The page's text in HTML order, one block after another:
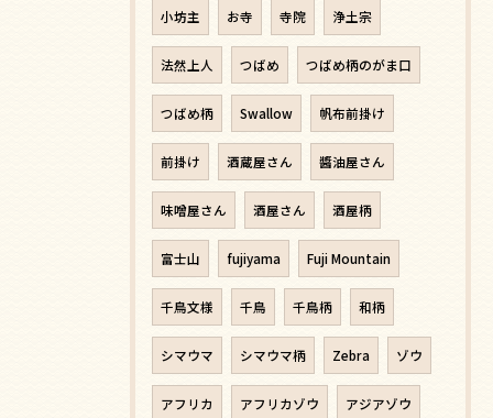
小坊主 お寺 寺院 浄土宗
法然上人 つばめ つばめ柄のがま口
つばめ柄 Swallow 帆布前掛け
前掛け 酒蔵屋さん 醬油屋さん
味噌屋さん 酒屋さん 酒屋柄
富士山 fujiyama Fuji Mountain
千鳥文様 千鳥 千鳥柄 和柄
シマウマ シマウマ柄 Zebra ゾウ
アフリカ アフリカゾウ アジアゾウ